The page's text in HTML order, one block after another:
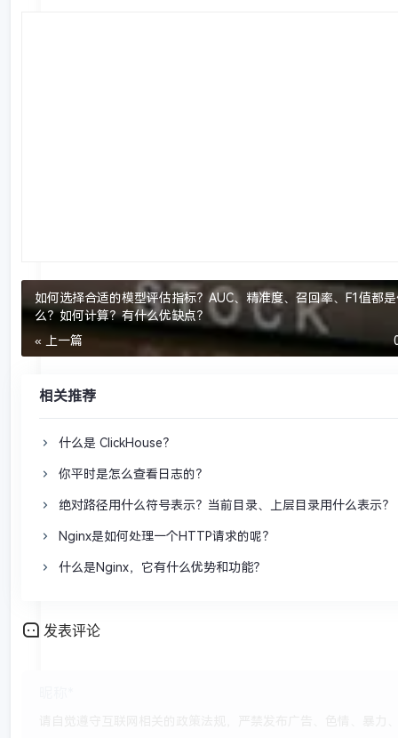
如何选择合适的模型评估指标？AUC、精准度、召回率、F1值都
么？如何计算？有什么优缺点？
« 上一篇
相关推荐
什么是 ClickHouse？
你平时是怎么查看日志的？
绝对路径用什么符号表示？当前目录、上层目录用什么表示？
Nginx是如何处理一个HTTP请求的呢？
什么是Nginx，它有什么优势和功能？
发表评论